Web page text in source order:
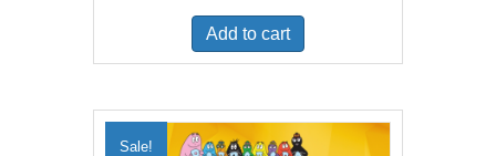
was:
$500.00.
is:
Add to cart
Sale!